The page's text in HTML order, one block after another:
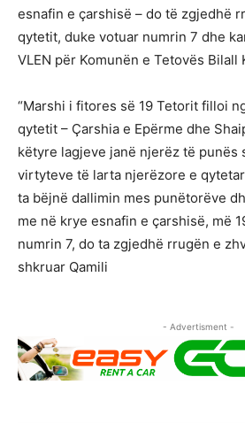
esnafin e çarshisë – do të zgjedhë
qytetit, duke votuar numrin 7 dhe
VLEN për Komunën e Tetovës Bilall
“Marshi i fitores së 19 Tetorit filloi
qytetit – Çarshia e Epërme dhe
këtyre lagjeve janë njerëz të punës
virtyteve të larta njerëzore e
ta bëjnë dallimin mes punëtorëve
me në krye esnafin e çarshisë, më
numrin 7, do ta zgjedhë rrugën e
shkruar Qamili
- Advertisment -